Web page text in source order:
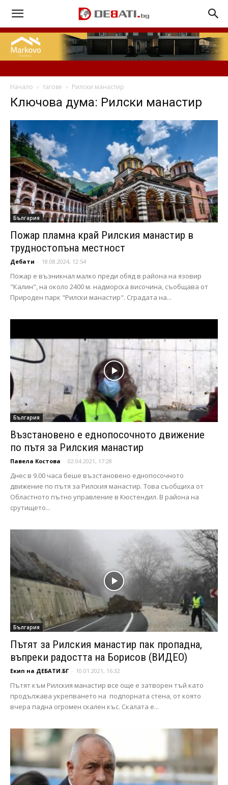
Начало тагове Рилски манастир
Ключова дума: Рилски манастир
България
Пожар пламна край Рилския манастир в
трудностопъна местност
Дебати - 18.08.2024, 12:54
Пожар е възникнал малко преди обяд в района на язовир
"Калин", на около 2400 м. надморска височина, съобщава от
Природен парк "Рилски манастир". Сградата на...
България
Възстановено е еднопосочното движение
по пътя за Рилския манастир
Павела Костова - 02.04.2021, 17:28
Днес в 9.00 часа беше възстановено еднопосочното
движение по пътя за Рилския манастир. Това съобщиха от
Областното пътно управление в Кюстендил. В района на
срутището...
България
Пътят за Рилския манастир пак пропадна,
въпреки радостта на Борисов (ВИДЕО)
Екип на ДЕБАТИ.БГ - 10.01.2021, 16:32
Пътят към Рилския манастир все още е затворен тъй като
продължава укрепването на подпорната стена, от която
вчера падна огромен скален къс. Скалата е...